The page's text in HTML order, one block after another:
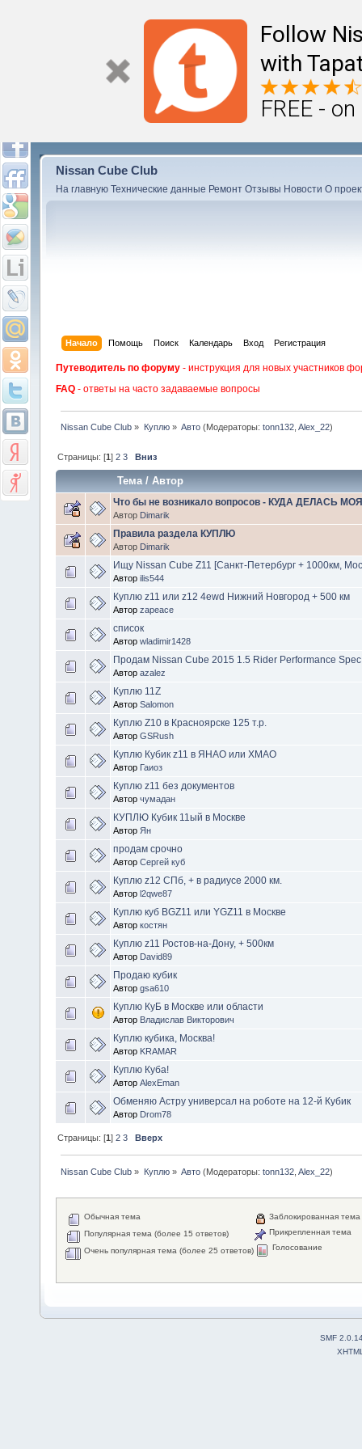
Follow
with
FREE -
Nissan Cube Club
На главную Технические данные Ремонт Отзывы Новости О
Начало Помощь Поиск Календарь Вход Регистрация
Путеводитель по форуму - инструкция для новых участников
FAQ - ответы на часто задаваемые вопросы
Nissan Cube Club » Куплю» Авто(Модераторы: tonn132, Alex_22)
Страницы: [1]2 3 Вниз
Тема/Автор
Что бы не возникало вопросов - КУДА ДЕЛАСЬ
Автор Dimarik
Правила раздела КУПЛЮ
Автор Dimarik
Ищу Nissan Cube Z11 [Санкт-Петербург + 1000км,
Автор ilis544
Куплю z11 или z12 4ewd Нижний Новгород + 500 км
Автор zapeace
список
Автор wladimir1428
Продам Nissan Cube 2015 1.5 Rider Performance Spec
Автор azalez
Куплю 11Z
Автор Salomon
Куплю Z10 в Красноярске 125 т.р.
Автор GSRush
Куплю Кубик z11 в ЯНАО или ХМАО
Автор Гаиоз
Куплю z11 без документов
Автор чумадан
КУПЛЮ Кубик 11ый в Москве
Автор Ян
продам срочно
Автор Сергей куб
Куплю z12 СПб, + в радиусе 2000 км.
Автор l2qwe87
Куплю куб BGZ11 или YGZ11 в Москве
Автор костян
Куплю z11 Ростов-на-Дону, + 500км
Автор David89
Продаю кубик
Автор gsa610
Куплю КуБ в Москве или области
Автор Владислав Викторович
Куплю кубика, Москва!
Автор KRAMAR
Куплю Куба!
Автор AlexEman
Обменяю Астру универсал на роботе на 12-й Кубик
Автор Drom78
Страницы: [1]2 3 Вверх
Nissan Cube Club » Куплю» Авто(Модераторы: tonn132, Alex_22)
Обычная тема
Популярная тема (более 15 ответов)
Очень популярная тема (более 25 ответов)
Заблокированная тема
Прикрепленная тема
Голосование
SMF